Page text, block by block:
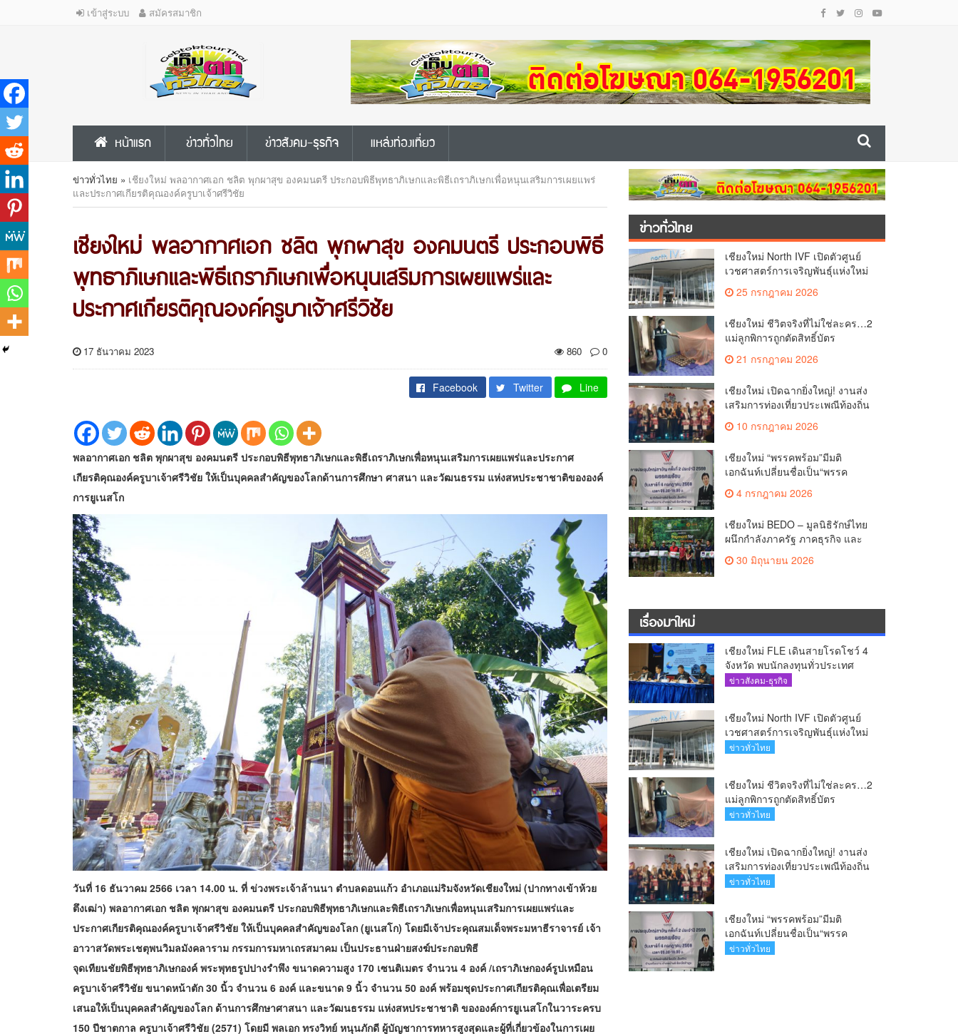
เข้าสู่ระบบ สมัครสมาชิก
หน้าแรก ข่าวทั่วไทย ข่าวสังคม-ธุรกิจ แหล่งท่องเที่ยว
ข่าวทั่วไทย » เชียงใหม่ พลอากาศเอก ชลิต พุกผาสุข องคมนตรี ประกอบพิธีพุทธาภิเษกและพิธีเถราภิเษกเพื่อหนุนเสริมการเผยแพร่
และประกาศเกียรติคุณองค์ครูบาเจ้าศรีวิชัย
เชียงใหม่ พลอากาศเอก ชลิต พุกผาสุข องคมนตรี ประกอบพิธี
พุทธาภิเษกและพิธีเถราภิเษกเพื่อหนุนเสริมการเผยแพร่และ
ประกาศเกียรติคุณองค์ครูบาเจ้าศรีวิชัย
17 ธันวาคม 2023 860 0
Facebook Twitter Line
พลอากาศเอก ชลิต พุกผาสุข องคมนตรี ประกอบพิธีพุทธาภิเษกและพิธีเถราภิเษกเพื่อหนุนเสริมการเผยแพร่และประกาศ
เกียรติคุณองค์ครูบาเจ้าศรีวิชัย ให้เป็นบุคคลสำคัญของโลกด้านการศึกษา ศาสนา และวัฒนธรรม แห่งสหประชาชาติขององค์
การยูเนสโก
วันที่ 16 ธันวาคม 2566 เวลา 14.00 น. ที่ ข่วงพระเจ้าล้านนา ตำบลดอนแก้ว อำเภอแม่ริมจังหวัดเชียงใหม่ (ปากทางเข้าห้วย
ตึงเฒ่า) พลอากาศเอก ชลิต พุกผาสุข องคมนตรี ประกอบพิธีพุทธาภิเษกและพิธีเถราภิเษกเพื่อหนุนเสริมการเผยแพร่และ
ประกาศเกียรติคุณองค์ครูบาเจ้าศรีวิชัย ให้เป็นบุคคลสำคัญของโลก (ยูเนสโก) โดยมีเจ้าประคุณสมเด็จพระมหาธีราจารย์ เจ้า
อาวาสวัดพระเชตุพนวิมลมังคลาราม กรรมการมหาเถรสมาคม เป็นประธานฝ่ายสงฆ์ประกอบพิธี
จุดเทียนชัยพิธีพุทธาภิเษกองค์ พระพุทธรูปปางรำพึง ขนาดความสูง 170 เซนติเมตร จำนวน 4 องค์ /เถราภิเษกองค์รูปเหมือน
ครูบาเจ้าศรีวิชัย ขนาดหน้าตัก 30 นิ้ว จำนวน 6 องค์ และขนาด 9 นิ้ว จำนวน 50 องค์ พร้อมชุดประกาศเกียรติคุณเพื่อเตรียม
เสนอให้เป็นบุคคลสำคัญของโลก ด้านการศึกษาศาสนา และวัฒนธรรม แห่งสหประชาชาติ ขององค์การยูเนสโกในวาระครบ
150 ปีชาตกาล ครูบาเจ้าศรีวิชัย (2571) โดยมี พลเอก ทรงวิทย์ หนุนภักดี ผู้บัญชาการทหารสูงสุดและผู้ที่เกี่ยวข้องในการเผย
ข่าวทั่วไทย
เชียงใหม่ North IVF เปิดตัวศูนย์
เวชศาสตร์การเจริญพันธุ์แห่งใหม่
ยกระดับเชียงใหม่สู่ ศูนย์กลางการ
รักษาผู้มีบุตรยากของภูมิภาค(คลิป)
25 กรกฎาคม 2026
เชียงใหม่ ชีวิตจริงที่ไม่ใช่ละคร…2
แม่ลูกพิการถูกตัดสิทธิ์บัตร
สวัสดิการฯ วอนรัฐทบทวนเกณฑ์
ช่วยคนจน(คลิป)
21 กรกฎาคม 2026
เชียงใหม่ เปิดฉากยิ่งใหญ่! งานส่ง
เสริมการท่องเที่ยวประเพณีท้องถิ่น
วิถีชาติพันธุ์ล้านนา(คลิป)
10 กรกฎาคม 2026
เชียงใหม่ “พรรคพร้อม”มีมติ
เอกฉันท์เปลี่ยนชื่อเป็น“พรรค
ศรัทธา”ดึง“มาร์ค พิตบูล”นำทัพ
กรรมการบริหารชุดใหม่(คลิป)
4 กรกฎาคม 2026
เชียงใหม่ BEDO – มูลนิธิรักษ์ไทย
ผนึกกำลังภาครัฐ ภาคธุรกิจ และ
ชุมชน เปิดเวที “Nature Positive”
เสริมพลังชุมชนผู้พิทักษ์ป่าต้นน้ำ
30 มิถุนายน 2026
เรื่องมาใหม่
เชียงใหม่ FLE เดินสายโรดโชว์ 4
จังหวัด พบนักลงทุนทั่วประเทศ
ตอกย้ำศักยภาพผู้นำธุรกิจระบบน้ำ
ข่าวสังคม-ธุรกิจ
เชียงใหม่ North IVF เปิดตัวศูนย์
เวชศาสตร์การเจริญพันธุ์แห่งใหม่
ยกระดับเชียงใหม่สู่ ศูนย์กลางการ
ข่าวทั่วไทย
เชียงใหม่ ชีวิตจริงที่ไม่ใช่ละคร…2
แม่ลูกพิการถูกตัดสิทธิ์บัตร
สวัสดิการฯ วอนรัฐทบทวนเกณฑ์
ข่าวทั่วไทย
เชียงใหม่ เปิดฉากยิ่งใหญ่! งานส่ง
เสริมการท่องเที่ยวประเพณีท้องถิ่น
วิถีชาติพันธุ์ล้านนา(คลิป)
ข่าวทั่วไทย
เชียงใหม่ “พรรคพร้อม”มีมติ
เอกฉันท์เปลี่ยนชื่อเป็น“พรรค
ศรัทธา”ดึง“มาร์ค พิตบูล”นำทัพ
ข่าวทั่วไทย